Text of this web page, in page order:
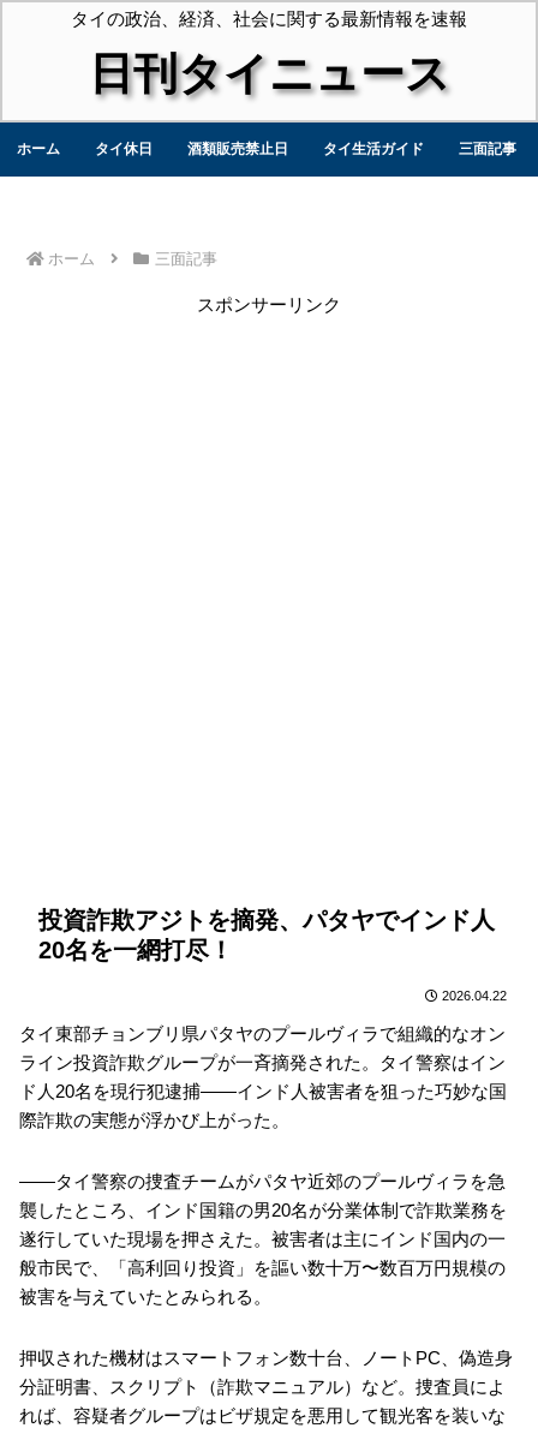
タイの政治、経済、社会に関する最新情報を速報
日刊タイニュース
ホーム タイ休日 酒類販売禁止日 タイ生活ガイド 三面記事
ホーム 三面記事
スポンサーリンク
投資詐欺アジトを摘発、パタヤでインド人
20名を一網打尽！
2026.04.22
タイ東部チョンブリ県パタヤのプールヴィラで組織的なオン
ライン投資詐欺グループが一斉摘発された。タイ警察はイン
ド人20名を現行犯逮捕——インド人被害者を狙った巧妙な国
際詐欺の実態が浮かび上がった。
——タイ警察の捜査チームがパタヤ近郊のプールヴィラを急
襲したところ、インド国籍の男20名が分業体制で詐欺業務を
遂行していた現場を押さえた。被害者は主にインド国内の一
般市民で、「高利回り投資」を謳い数十万〜数百万円規模の
被害を与えていたとみられる。
押収された機材はスマートフォン数十台、ノートPC、偽造身
分証明書、スクリプト（詐欺マニュアル）など。捜査員によ
れば、容疑者グループはビザ規定を悪用して観光客を装いな